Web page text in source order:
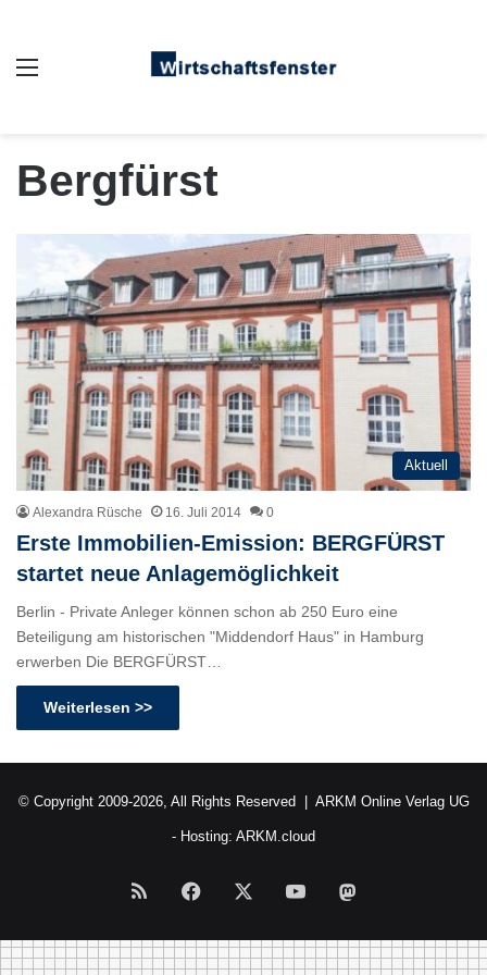
Bergfürst
Aktuell
Alexandra Rüsche 16. Juli 2014 0
Erste Immobilien-Emission: BERGFÜRST
startet neue Anlagemöglichkeit
Berlin - Private Anleger können schon ab 250 Euro eine
Beteiligung am historischen "Middendorf Haus" in Hamburg
erwerben Die BERGFÜRST…
Weiterlesen >>
© Copyright 2009-2026, All Rights Reserved | ARKM Online Verlag UG
- Hosting: ARKM.cloud
RSS Facebook YouTube